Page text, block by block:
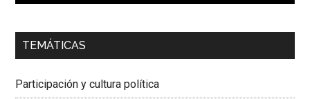
00:00 01:04
Dra. Carolina Corcho Mejía,Presidenta Corporación
Colombiana
TEMÁTICAS
Participación y cultura política